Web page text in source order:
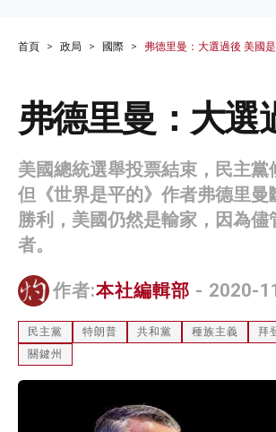
首頁 政局 國際 弗德里曼：大選過後 美國
弗德里曼：大選
美國總統選舉投票結束，民主黨
但《世界是平的》作者弗德里
勝利，美國仍然是輸家，因為
者。
作者:本社編輯部 - 2020-
民主黨 特朗普 共和黨 種族主義 拜
關鍵州